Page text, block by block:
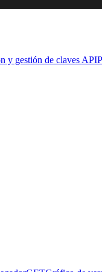
y gestión de claves API